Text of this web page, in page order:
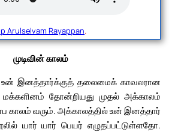
Arulselvam Rayappan.
முடிவின் காலம்
உன் இனத்தார்க்குத் தலைமைக் காவலரான
மக்களினம் தோன்றியது முதல் அக்காலம்
காலம் வரும். அக்காலத்தில் உன் இனத்தார்
யார் யார் பெயர் எழுதப்பட்டுள்ளதோ.